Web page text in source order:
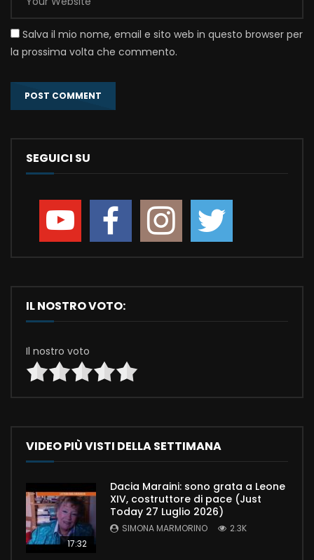
Salva il mio nome, email e sito web in questo browser per
la prossima volta che commento.
SEGUICI SU
IL NOSTRO VOTO:
Il nostro voto
VIDEO PIÙ VISTI DELLA SETTIMANA
17:32
Dacia Maraini: sono grata a Leone
XIV, costruttore di pace (Just
Today 27 Luglio 2026)
SIMONA MARMORINO 2.3K